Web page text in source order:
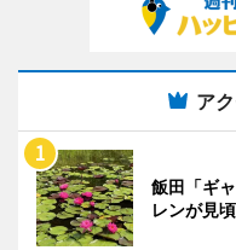
ア
飯田「ギ
レンが見